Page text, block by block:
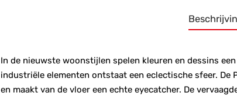
In de nieuwste woonstijlen spelen kleuren en dessins
industriële elementen ontstaat een eclectische sfeer.
en maakt van de vloer een echte eyecatcher. De